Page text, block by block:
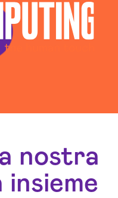
nostra
insieme